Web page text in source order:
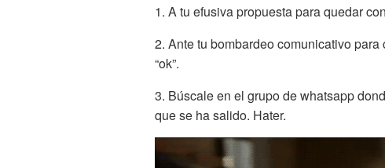
1. A tu efusiva propuesta para quedar
2. Ante tu bombardeo comunicativo
“ok”.
3. Búscale en el grupo de whatsapp
que se ha salido. Hater.